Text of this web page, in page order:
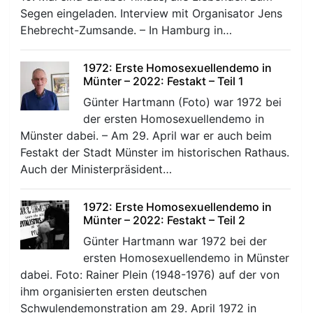
Segen eingeladen. Interview mit Organisator Jens
Ehebrecht-Zumsande. – In Hamburg in…
1972: Erste Homosexuellendemo in
Münter – 2022: Festakt – Teil 1
Günter Hartmann (Foto) war 1972 bei
der ersten Homosexuellendemo in
Münster dabei. – Am 29. April war er auch beim
Festakt der Stadt Münster im historischen Rathaus.
Auch der Ministerpräsident…
1972: Erste Homosexuellendemo in
Münter – 2022: Festakt – Teil 2
Günter Hartmann war 1972 bei der
ersten Homosexuellendemo in Münster
dabei. Foto: Rainer Plein (1948-1976) auf der von
ihm organisierten ersten deutschen
Schwulendemonstration am 29. April 1972 in